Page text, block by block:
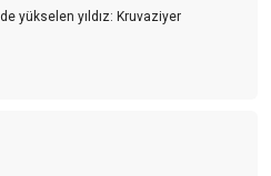
yükselen yıldız: Kruvaziyer